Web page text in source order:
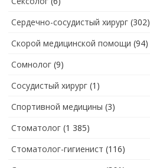
Сердечно-сосудистый хирург (302)
Скорой медицинской помощи (94)
Сомнолог (9)
Сосудистый хирург (1)
Спортивной медицины (3)
Стоматолог (1 385)
Стоматолог-гигиенист (116)